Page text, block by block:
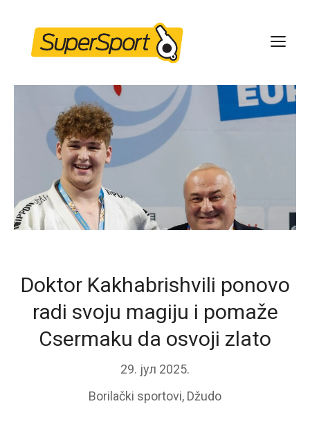
content
Doktor Kakhabrishvili ponovo
radi svoju magiju i pomaže
Csermaku da osvoji zlato
29. јул 2025.
Borilački sportovi, Džudo